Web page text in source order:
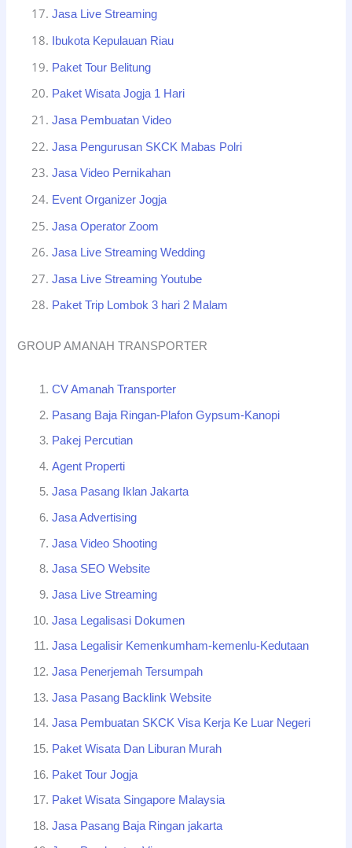
Jasa Live Streaming
Ibukota Kepulauan Riau
Paket Tour Belitung
Paket Wisata Jogja 1 Hari
Jasa Pembuatan Video
Jasa Pengurusan SKCK Mabas Polri
Jasa Video Pernikahan
Event Organizer Jogja
Jasa Operator Zoom
Jasa Live Streaming Wedding
Jasa Live Streaming Youtube
Paket Trip Lombok 3 hari 2 Malam
GROUP AMANAH TRANSPORTER
CV Amanah Transporter
Pasang Baja Ringan-Plafon Gypsum-Kanopi
Pakej Percutian
Agent Properti
Jasa Pasang Iklan Jakarta
Jasa Advertising
Jasa Video Shooting
Jasa SEO Website
Jasa Live Streaming
Jasa Legalisasi Dokumen
Jasa Legalisir Kemenkumham-kemenlu-Kedutaan
Jasa Penerjemah Tersumpah
Jasa Pasang Backlink Website
Jasa Pembuatan SKCK Visa Kerja Ke Luar Negeri
Paket Wisata Dan Liburan Murah
Paket Tour Jogja
Paket Wisata Singapore Malaysia
Jasa Pasang Baja Ringan jakarta